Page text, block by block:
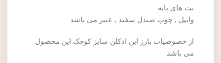
نت های پایه
وانیل , چوب صندل سفید , عنبر می باشد
از خصوصیات بارز این ادکلن سایز کوچک این محصول
می باشد